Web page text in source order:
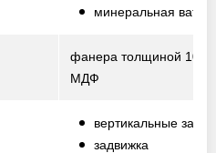
минеральная вата
фанера толщиной 10
МДФ
вертикальные
задвижка